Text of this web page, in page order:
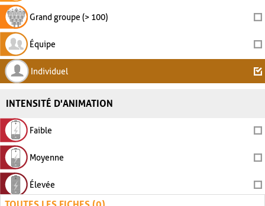
Grand groupe (> 100)
Équipe
Individuel
INTENSITÉ D'ANIMATION
Faible
Moyenne
Élevée